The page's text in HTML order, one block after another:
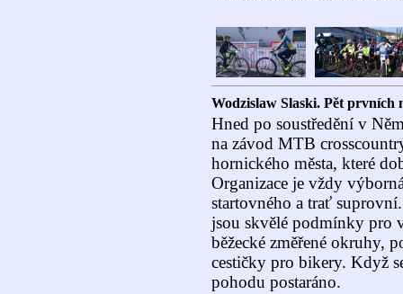
Wodzislaw Slaski. Pět prvních
Hned po soustředění v
na závod MTB
hornického města, které
Organizace je vždy
startovného a trať
jsou skvělé podmínky pro
běžecké změřené okruhy,
cestičky pro bikery. Když
pohodu postaráno.